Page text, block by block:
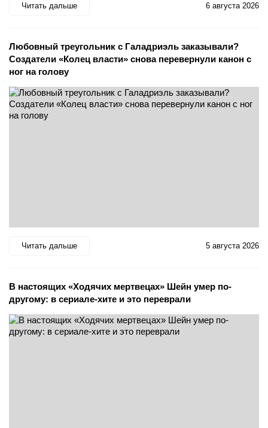
Читать дальше 6 августа 2026
Любовный треугольник с Галадриэль заказывали?
Создатели «Колец власти» снова перевернули канон с
ног на голову
Читать дальше 5 августа 2026
В настоящих «Ходячих мертвецах» Шейн умер по-
другому: в сериале-хите и это переврали